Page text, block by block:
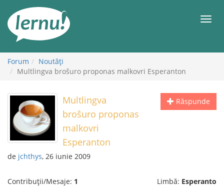
conținut
Forum
Noutăţi
Multlingva broŝuro proponas malkovri Esperanton
Răspunde
Multlingva
broŝuro proponas
malkovri
Esperanton
de jchthys, 26 iunie 2009
Contribuții/Mesaje: 1 Limbă: Esperanto